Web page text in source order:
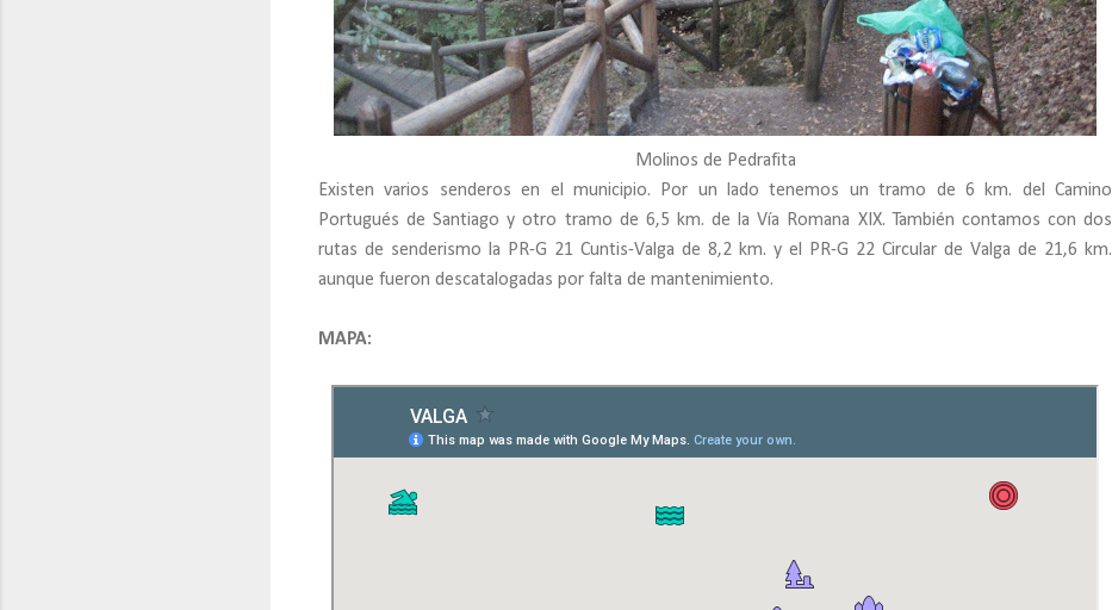
Molinos de Pedrafita
Existen varios senderos en el municipio. Por un lado tenemos un tramo de 6 km. del Camino
Portugués de Santiago y otro tramo de 6,5 km. de la Vía Romana XIX. También contamos con dos
rutas de senderismo la PR-G 21 Cuntis-Valga de 8,2 km. y el PR-G 22 Circular de Valga de 21,6 km.
aunque fueron descatalogadas por falta de mantenimiento.
MAPA: